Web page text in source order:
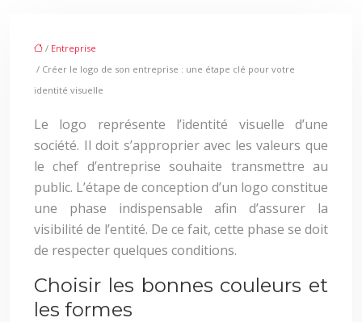
/ Entreprise
/ Créer le logo de son entreprise : une étape clé pour votre
identité visuelle
Le logo représente l’identité visuelle d’une
société. Il doit s’approprier avec les valeurs que
le chef d’entreprise souhaite transmettre au
public. L’étape de conception d’un logo constitue
une phase indispensable afin d’assurer la
visibilité de l’entité. De ce fait, cette phase se doit
de respecter quelques conditions.
Choisir les bonnes couleurs et
les formes